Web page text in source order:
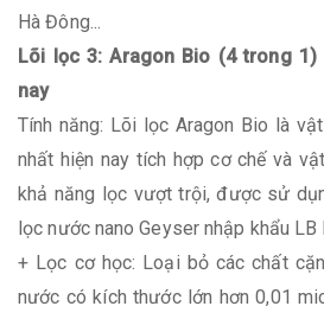
Hà Đông...
Lõi lọc 3: Aragon Bio (4 trong
nay
Tính năng: Lõi lọc Aragon Bio là
nhất hiện nay tích hợp cơ chế và
khả năng lọc vượt trội, được sử
lọc nước nano Geyser nhập khẩu LB
+ Lọc cơ học: Loại bỏ các chất
nước có kích thước lớn hơn 0,01